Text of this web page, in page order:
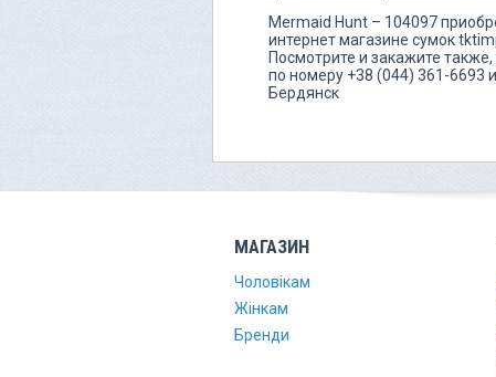
Mermaid Hunt – 104097
интернет магазине сумок
Посмотрите и закажите
по номеру +38 (044) 361-6693
Бердянск
МАГАЗИН
Чоловікам
Жінкам
Бренди